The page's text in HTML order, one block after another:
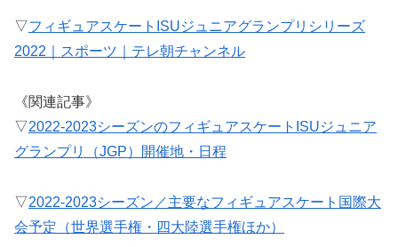
▽フィギュアスケートISUジュニアグランプリシリーズ
2022｜スポーツ｜テレ朝チャンネル
《関連記事》
▽2022-2023シーズンのフィギュアスケートISUジュニア
グランプリ（JGP）開催地・日程
▽2022-2023シーズン／主要なフィギュアスケート国際大
会予定（世界選手権・四大陸選手権ほか）